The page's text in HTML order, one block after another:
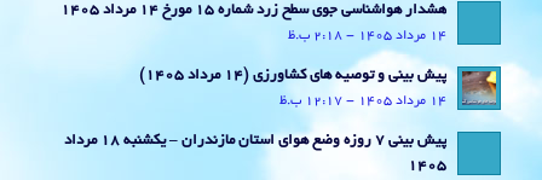
هشدار هواشناسی جوی سطح زرد شماره 15 مورخ 14 مرداد 1405
14 مرداد 1405 - 2:18 ب.ظ
پیش بینی و توصیه های کشاورزی (14 مرداد ۱۴۰۵)
14 مرداد 1405 - 12:17 ب.ظ
پیش بینی 7 روزه وضع هوای استان مازندران – یکشنبه 18 مرداد
1405